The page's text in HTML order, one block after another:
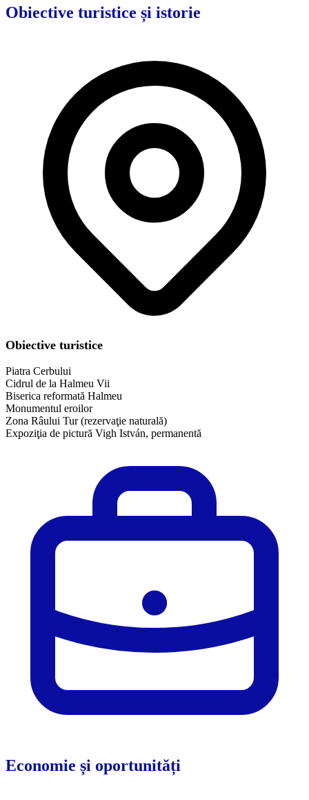
Obiective turistice și istorie
Obiective turistice
Piatra Cerbului
Cidrul de la Halmeu Vii
Biserica reformată Halmeu
Monumentul eroilor
Zona Râului Tur (rezervaţie naturală)
Expoziţia de pictură Vigh István, permanentă
Economie și oportunități